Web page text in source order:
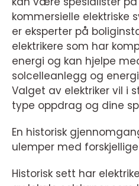
kommersielle elektriske
er eksperter på
elektrikere som har
energi og kan hjelpe
solcelleanlegg og
Valget av elektriker vil i
type oppdrag og dine
En historisk
ulemper med forskjellige
Historisk sett har